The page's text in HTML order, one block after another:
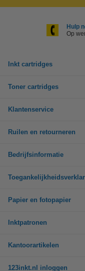
Hulp
Op
Inkt cartridges
Toner cartridges
Klantenservice
Ruilen en retourneren
Bedrijfsinformatie
Papier en fotopapier
Inktpatronen
Kantoorartikelen
123inkt.nl inloggen